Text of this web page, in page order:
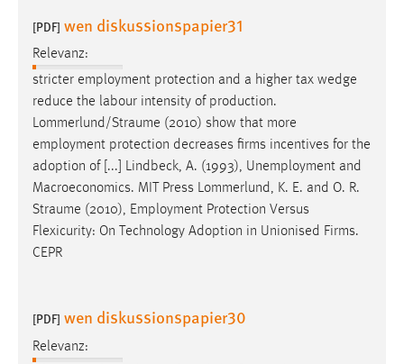
[PDF] wen diskussionspapier31
Relevanz:
stricter employment protection and a higher tax wedge
reduce the labour intensity of production.
Lommerlund/Straume (2010) show that more
employment protection decreases firms incentives for the
adoption of [...] Lindbeck, A. (1993), Unemployment and
Macroeconomics. MIT Press Lommerlund, K. E. and O. R.
Straume (2010), Employment Protection Versus
Flexicurity: On Technology Adoption in Unionised Firms.
CEPR
[PDF] wen diskussionspapier30
Relevanz: